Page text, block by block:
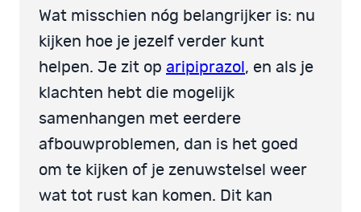
Wat misschien nóg belangrijker is: nu
kijken hoe je jezelf verder kunt
helpen. Je zit op aripiprazol , en als je
klachten hebt die mogelijk
samenhangen met eerdere
afbouwproblemen, dan is het goed
om te kijken of je zenuwstelsel weer
wat tot rust kan komen. Dit kan